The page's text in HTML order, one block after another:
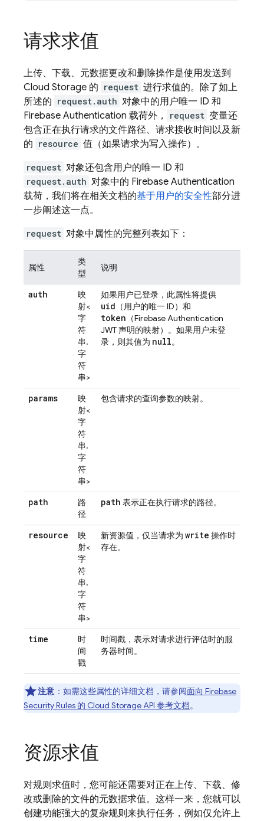
请求求值
上传、下载、元数据更改和删除操作是使用发送到
Cloud Storage 的 request 进行求值的。除了如上
所述的 request.auth 对象中的用户唯一 ID 和
Firebase Authentication 载荷外， request 变量还
包含正在执行请求的文件路径、请求接收时间以及新
的 resource 值（如果请求为写入操作）。
request 对象还包含用户的唯一 ID 和
request.auth 对象中的 Firebase Authentication
载荷，我们将在相关文档的基于用户的安全性部分进
一步阐述这一点。
request 对象中属性的完整列表如下：
属性
类
型
说明
auth
映
射<
字
符
串,
字
符
串>
如果用户已登录，此属性将提供
uid （用户的唯一 ID）和
token （Firebase Authentication
JWT 声明的映射）。如果用户未登
录，则其值为 null。
params
映
射<
字
符
串,
字
符
串>
包含请求的查询参数的映射。
path
路
径
path 表示正在执行请求的路径。
resource
映
射<
字
符
串,
字
符
串>
新资源值，仅当请求为 write 操作时
存在。
time
时
间
戳
时间戳，表示对请求进行评估时的服
务器时间。
注意 ：如需这些属性的详细文档，请参阅面向 Firebase
Security Rules 的 Cloud StorageAPI 参考文档。
资源求值
对规则求值时，您可能还需要对正在上传、下载、修
改或删除的文件的元数据求值。这样一来，您就可以
创建功能强大的复杂规则来执行任务，例如仅允许上